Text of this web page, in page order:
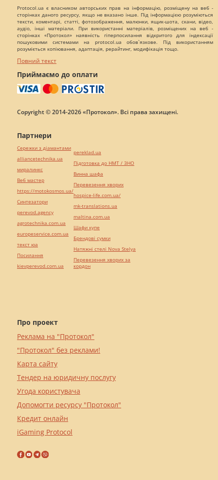
Protocol.ua є власником авторських прав на інформацію, розміщену на веб -
сторінках даного ресурсу, якщо не вказано інше. Під інформацією розуміються
тексти, коментарі, статті, фотозображення, малюнки, ящик-шота, скани, відео,
аудіо, інші матеріали. При використанні матеріалів, розміщених на веб -
сторінках «Протокол» наявність гіперпосилання відкритого для індексації
пошуковими системами на protocol.ua обов`язкове. Під використанням
розуміється копіювання, адаптація, рерайтинг, модифікація тощо.
Повний текст
Приймаємо до оплати
Copyright © 2014-2026 «Протокол». Всі права захищені.
Про проект
Реклама на "Протокол"
"Протокол" без реклами!
Карта сайту
Тендер на юридичну послугу
Угода користувача
Допомогти ресурсу "Протокол"
Кредит онлайн
iGaming Protocol
Партнери
Сережки з діамантами
alliancetechnika.ua
миралинкс
Веб мастер
https://motokosmos.ua/
Синтезатори
perevod.agency
agrotechnika.com.ua
europeservice.com.ua
текст юа
Посилання
kievperevod.com.ua
pereklad.ua
Підготовка до НМТ / ЗНО
Винна шафа
Перевезення хворих
hospice-life.com.ua/
mk-translations.ua
maltina.com.ua
Шафи купе
Брендові сумки
Натяжні стелі Nova Stelya
Перевезення хворих за
кордон